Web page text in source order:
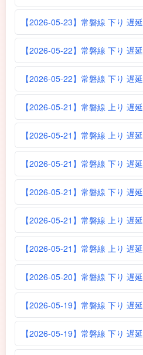
【2026-05-23】常磐線 下り 遅延
【2026-05-22】常磐線 下り 遅延
【2026-05-22】常磐線 下り 遅延
【2026-05-21】常磐線 上り 遅延
【2026-05-21】常磐線 上り 遅延
【2026-05-21】常磐線 下り 遅延
【2026-05-21】常磐線 下り 遅延
【2026-05-21】常磐線 上り 遅延
【2026-05-21】常磐線 上り 遅延
【2026-05-20】常磐線 下り 遅延
【2026-05-19】常磐線 下り 遅延
【2026-05-19】常磐線 下り 遅延